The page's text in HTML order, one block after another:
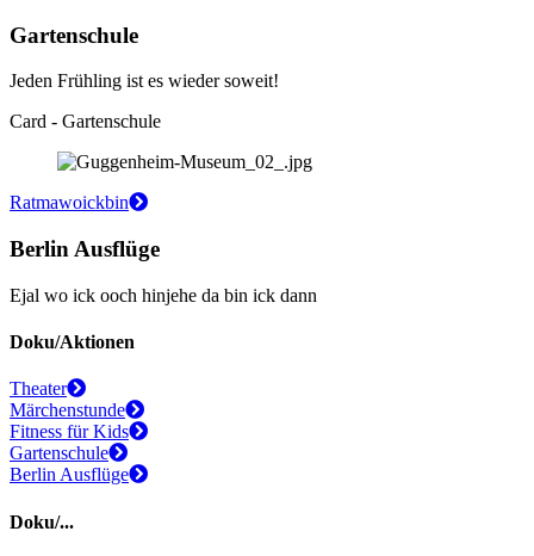
Gartenschule
Jeden Frühling ist es wieder soweit!
Card - Gartenschule
Ratmawoickbin
Berlin Ausflüge
Ejal wo ick ooch hinjehe da bin ick dann
Doku/Aktionen
Theater
Märchenstunde
Fitness für Kids
Gartenschule
Berlin Ausflüge
Doku/...